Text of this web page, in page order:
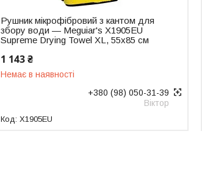
Рушник мікрофібровий з кантом для
збору води — Meguiar's X1905EU
Supreme Drying Towel XL, 55x85 см
1 143 ₴
Немає в наявності
+380 (98) 050-31-39
Віктор
X1905EU